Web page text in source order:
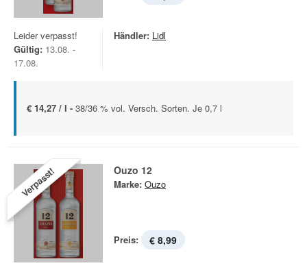
Leider verpasst!
Gültig: 13.08. -
17.08.
Händler: Lidl
€ 14,27 / l - 38/36 % vol. Versch. Sorten. Je 0,7 l
Verpasst! Ouzo 12
Marke: Ouzo
Preis: € 8,99